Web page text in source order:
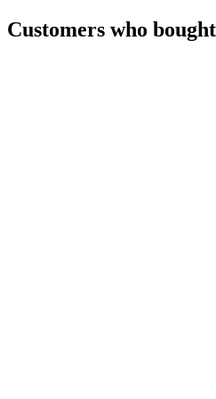
Customers who